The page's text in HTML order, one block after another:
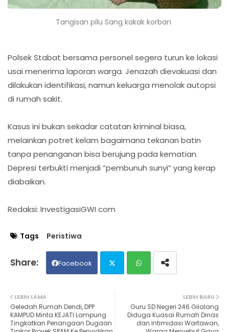
Tangisan pilu Sang kakak korban
Polsek Stabat bersama personel segera turun ke lokasi
usai menerima laporan warga. Jenazah dievakuasi dan
dilakukan identifikasi, namun keluarga menolak autopsi
di rumah sakit.
Kasus ini bukan sekadar catatan kriminal biasa,
melainkan potret kelam bagaimana tekanan batin
tanpa penanganan bisa berujung pada kematian.
Depresi terbukti menjadi “pembunuh sunyi” yang kerap
diabaikan.
Redaksi: InvestigasiGWI com
Tags Peristiwa
Facebook
ats
LEBIH BARU
Guru SD Negeri 246 Gilalang
Diduga Kuasai Rumah Dinas
dan Intimidasi Wartawan,
LEBIH LAMA
Geledah Rumah Dendi, DPP
KAMPUD Minta KEJATI Lampung
Tingkatkan Penangaan Dugaan